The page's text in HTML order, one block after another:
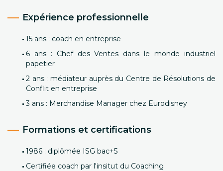
Expérience professionnelle
15 ans : coach en entreprise
6 ans : Chef des Ventes dans le monde industriel
papetier
2 ans : médiateur auprès du Centre de Résolutions de
Conflit en entreprise
3 ans : Merchandise Manager chez Eurodisney
Formations et certifications
1986 : diplômée ISG bac+5
Certifiée coach par l'insitut du Coaching